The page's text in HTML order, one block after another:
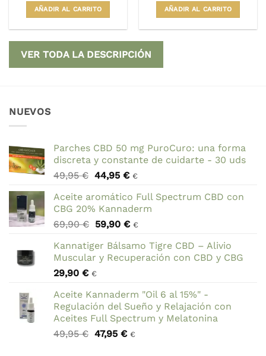
AÑADIR AL CARRITO AÑADIR AL CARRITO
VER TODA LA DESCRIPCIÓN
NUEVOS
Parches CBD 50 mg PuroCuro: una forma
discreta y constante de cuidarte - 30 uds
49,95€ El
original
era:
49,95 €.
44,95 €El
actual
es:
44,95 €.
€
Aceite aromático Full Spectrum CBD con
CBG 20% Kannaderm
69,90€ El
original
era:
69,90 €.
59,90 €El
actual
es:
€
Kannatiger Bálsamo Tigre CBD – Alivio
Muscular y Recuperación con CBD y CBG
29,90 € €
Aceite Kannaderm "Oil 6 al 15%" -
Regulación del Sueño y Relajación con
Aceites Full Spectrum y Melatonina
49,95€ El
47,95 €El
€